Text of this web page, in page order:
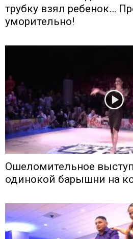
трубку взял ребенок…
уморительно!
Ошеломительное
одинокой барышни на